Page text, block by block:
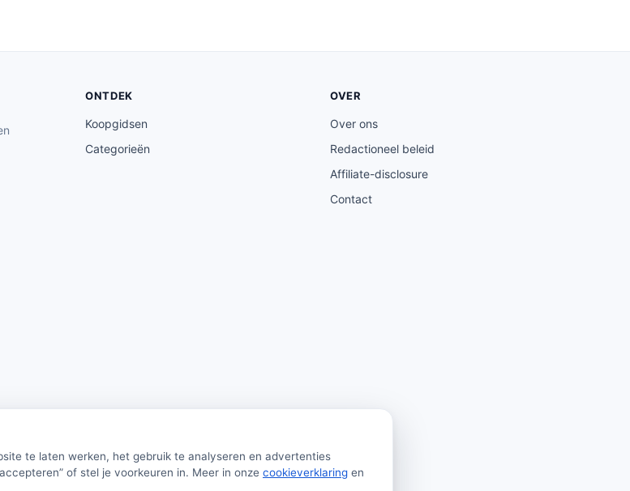
te laten werken, het gebruik te analyseren en advertenties
of stel je voorkeuren in. Meer in onze cookieverklaring en
ONTDEK
Koopgidsen
Categorieën
OVER
Over ons
Redactioneel beleid
Affiliate-disclosure
Contact